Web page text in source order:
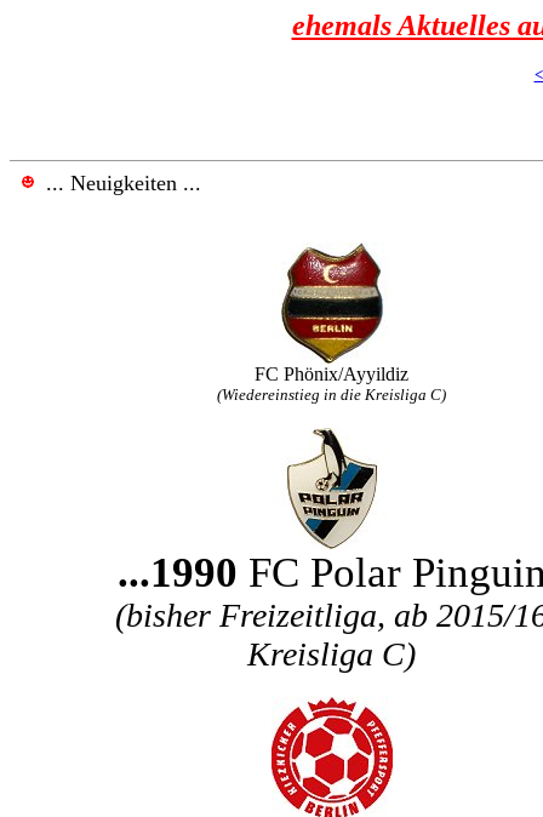
ehemals Aktuelles
... Neuigkeiten ...
FC Phönix/Ayyildiz
(Wiedereinstieg in die Kreisliga C)
...1990 FC Polar
(bisher Freizeitliga, ab 2015/
Kreisliga C)